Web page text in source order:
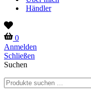
Händler
Wish
listWarenkorb
0
Anmelden
Schließen
Suchen